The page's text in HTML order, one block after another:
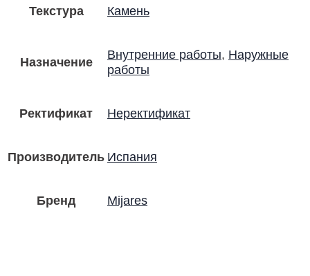
Текстура Камень
Назначение
Внутренние работы, Наружные
работы
Ректификат Неректификат
Производитель Испания
Бренд Mijares